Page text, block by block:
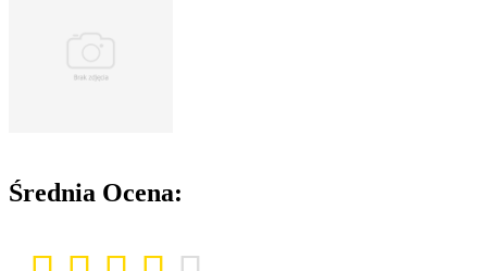
Średnia Ocena: